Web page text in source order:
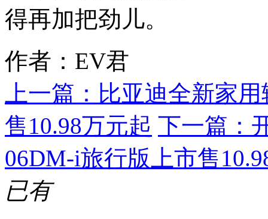
得再加把劲儿。
作者：EV君
上一篇： 比亚迪全新家
售10.98万元起 下一篇：
06DM-i旅行版上市售
已有